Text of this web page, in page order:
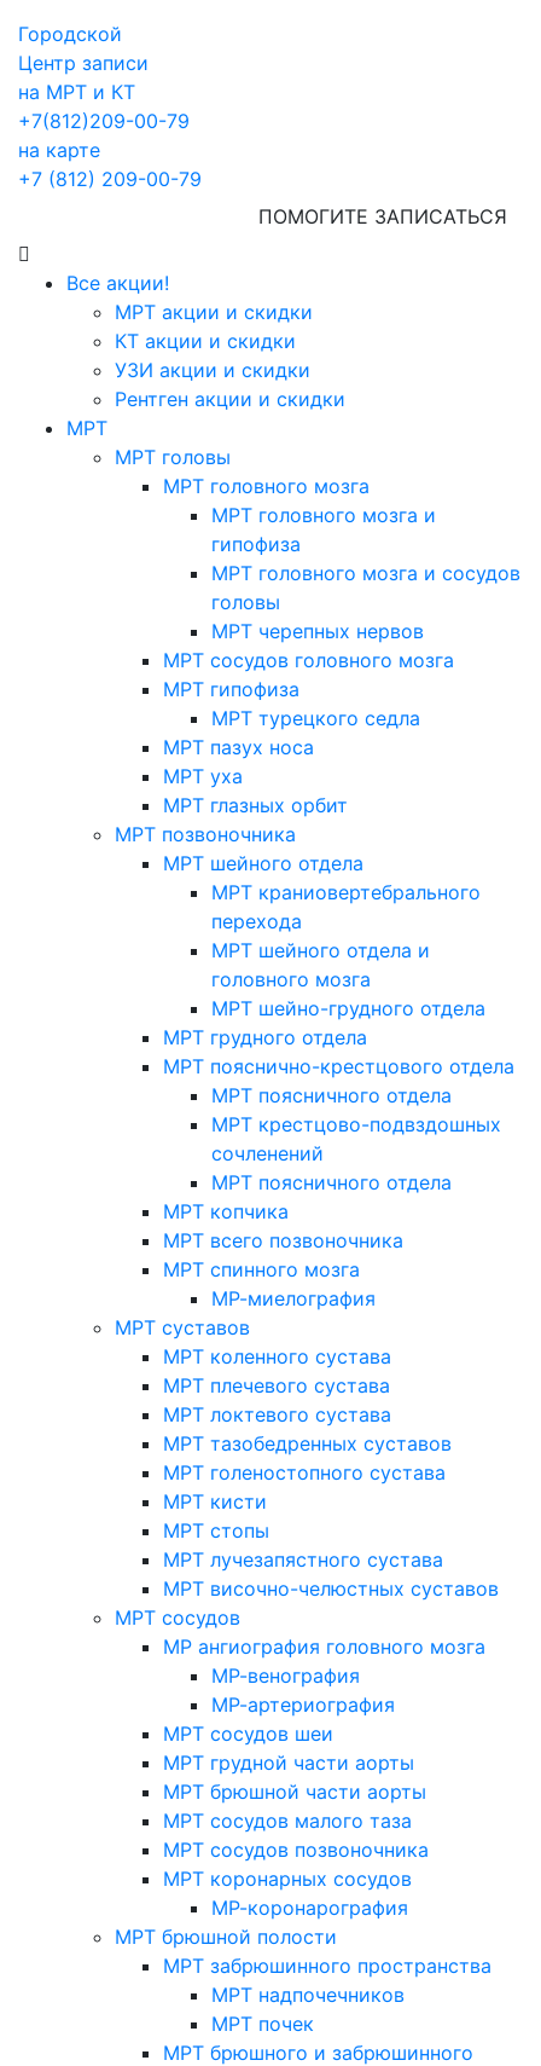
Городской
Центр записи
на МРТ и КТ
+7(812)209-00-79
на карте
+7 (812) 209-00-79
ПОМОГИТЕ ЗАПИСАТЬСЯ
Все акции!
МРТ акции и скидки
КТ акции и скидки
УЗИ акции и скидки
Рентген акции и скидки
МРТ
МРТ головы
МРТ головного мозга
МРТ головного мозга и
гипофиза
МРТ головного мозга и сосудов
головы
МРТ черепных нервов
МРТ сосудов головного мозга
МРТ гипофиза
МРТ турецкого седла
МРТ пазух носа
МРТ уха
МРТ глазных орбит
МРТ позвоночника
МРТ шейного отдела
МРТ краниовертебрального
перехода
МРТ шейного отдела и
головного мозга
МРТ шейно-грудного отдела
МРТ грудного отдела
МРТ пояснично-крестцового отдела
МРТ поясничного отдела
МРТ крестцово-подвздошных
сочленений
МРТ поясничного отдела
МРТ копчика
МРТ всего позвоночника
МРТ спинного мозга
МР-миелография
МРТ суставов
МРТ коленного сустава
МРТ плечевого сустава
МРТ локтевого сустава
МРТ тазобедренных суставов
МРТ голеностопного сустава
МРТ кисти
МРТ стопы
МРТ лучезапястного сустава
МРТ височно-челюстных суставов
МРТ сосудов
МР ангиография головного мозга
МР-венография
МР-артериография
МРТ сосудов шеи
МРТ грудной части аорты
МРТ брюшной части аорты
МРТ сосудов малого таза
МРТ сосудов позвоночника
МРТ коронарных сосудов
МР-коронарография
МРТ брюшной полости
МРТ забрюшинного пространства
МРТ надпочечников
МРТ почек
МРТ брюшного и забрюшинного